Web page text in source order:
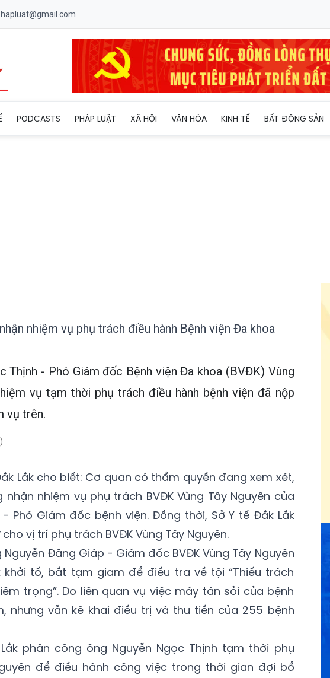
PODCASTS PHÁP LUẬT XÃ HỘI VĂN HÓA KINH TẾ BẤT ĐỘNG SẢN
nhiệm vụ phụ trách điều hành Bệnh viện Đa khoa
Thịnh - Phó Giám đốc Bệnh viện Đa khoa (BVĐK) Vùng
vụ tạm thời phụ trách điều hành bệnh viện đã nộp
vụ trên.
Lắk cho biết: Cơ quan có thẩm quyền đang xem xét,
nhiệm vụ phụ trách BVĐK Vùng Tây Nguyên của
Phó Giám đốc bệnh viện. Đồng thời, Sở Y tế Đắk Lắk
vị trí phụ trách BVĐK Vùng Tây Nguyên.
Đăng Giáp - Giám đốc BVĐK Vùng Tây Nguyên
khởi tố, bắt tạm giam để điều tra về tội “Thiếu trách
trọng”. Do liên quan vụ việc máy tán sỏi của bệnh
nhưng vẫn kê khai điều trị và thu tiền của 255 bệnh
phân công ông Nguyễn Ngọc Thịnh tạm thời phụ
để điều hành công việc trong thời gian đợi bổ